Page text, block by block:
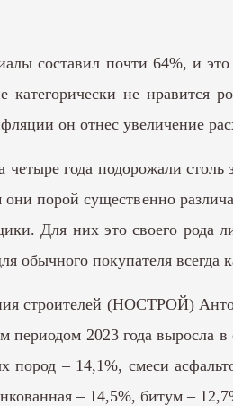
составил почти 64%, и
не нравится
он отнес увеличение
года подорожали
порой существенно
Для них это своего рода
обычного покупателя всегда
строителей (НОСТРОЙ)
периодом 2023 года
пород – 14,1%, смеси
– 14,5%, битум –